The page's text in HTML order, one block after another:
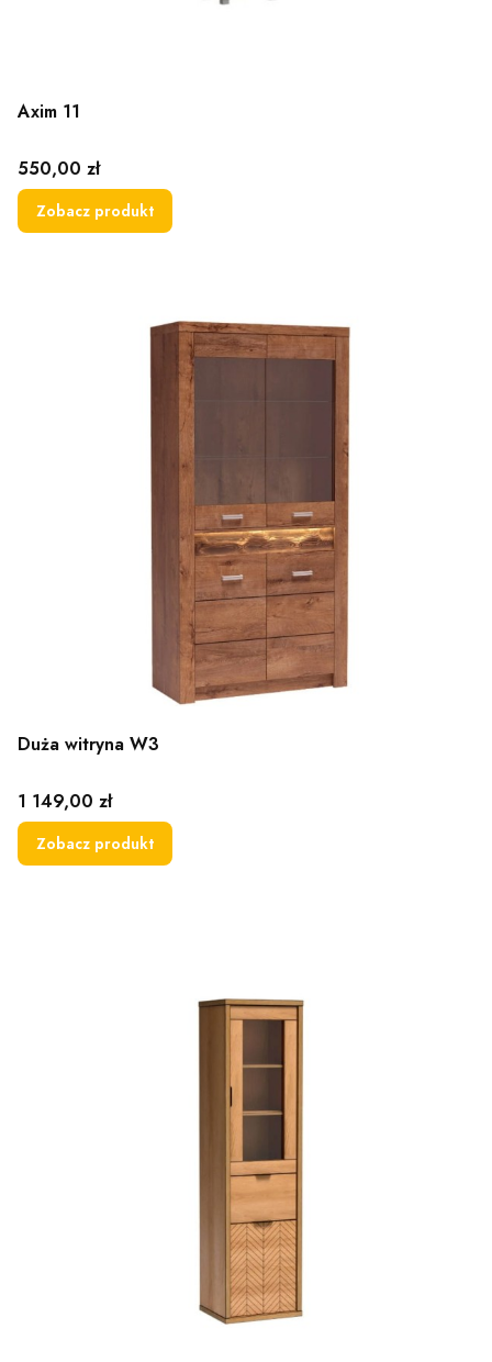
Axim 11
Cena
550,00 zł
Zobacz produkt
Duża witryna W3
Cena
1 149,00 zł
Zobacz produkt